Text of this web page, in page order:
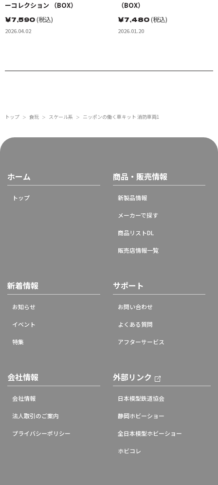
ーコレクション （BOX）
￥7,590(税込)
2026.04.02
（BOX）
￥7,480(税込)
2026.01.20
トップ ＞ 食玩 ＞ スケール系 ＞ ニッポンの働く車キット 消防車両1
ホーム
トップ
商品・販売情報
新製品情報
メーカーで探す
商品リストDL
販売店情報一覧
新着情報
お知らせ
イベント
特集
サポート
お問い合わせ
よくある質問
アフターサービス
会社情報
会社情報
法人取引のご案内
プライバシーポリシー
外部リンク
日本模型鉄道協会
静岡ホビーショー
全日本模型ホビーショー
ホビコレ